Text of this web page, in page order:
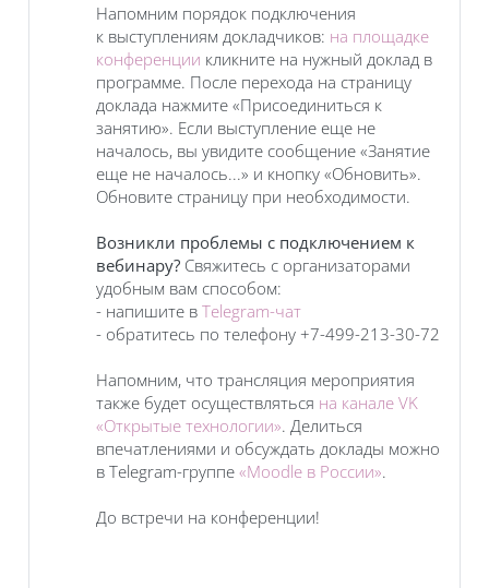
Напомним порядок подключения
к выступлениям докладчиков: на площадке
конференции кликните на нужный доклад в
программе. После перехода на страницу
доклада нажмите «Присоединиться к
занятию». Если выступление еще не
началось, вы увидите сообщение «Занятие
еще не началось...» и кнопку «Обновить».
Обновите страницу при необходимости.
Возникли проблемы с подключением к
вебинару? Свяжитесь с организаторами
удобным вам способом:
- напишите в Telegram-чат
- обратитесь по телефону +7-499-213-30-72
Напомним, что трансляция мероприятия
также будет осуществляться на канале VK
«Открытые технологии». Делиться
впечатлениями и обсуждать доклады можно
в Telegram-группе «Moodle в России».
До встречи на конференции!